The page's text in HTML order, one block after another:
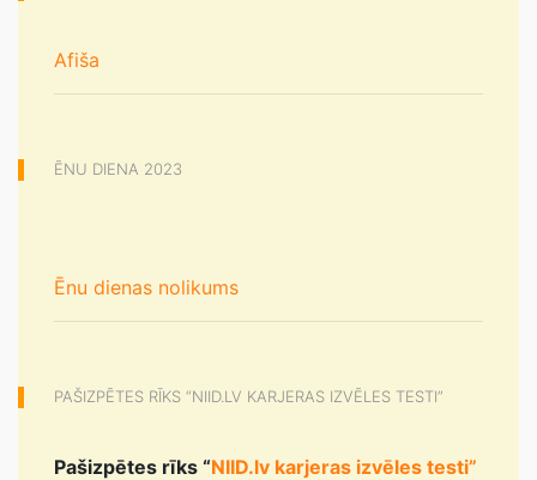
Afiša
ĒNU DIENA 2023
Ēnu dienas nolikums
PAŠIZPĒTES RĪKS “NIID.LV KARJERAS IZVĒLES TESTI”
Pašizpētes rīks “NIID.lv karjeras izvēles testi”